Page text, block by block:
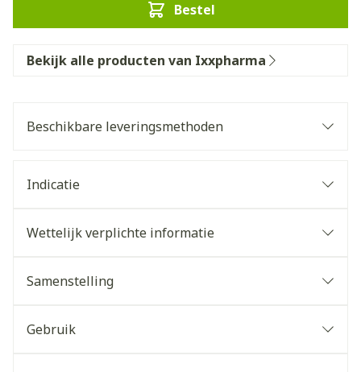
Bestel
Bekijk alle producten van Ixxpharma
Beschikbare leveringsmethoden
Indicatie
Wettelijk verplichte informatie
Samenstelling
Gebruik